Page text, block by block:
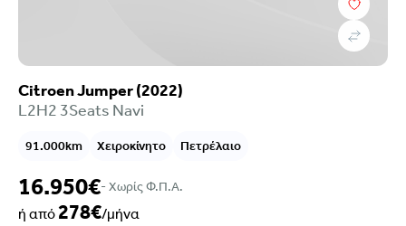
Citroen Jumper (2022)
L2H2 3Seats Navi
91.000km Χειροκίνητο Πετρέλαιο
16.950€- Xωρίς Φ.Π.Α.
ή από278€/μήνα